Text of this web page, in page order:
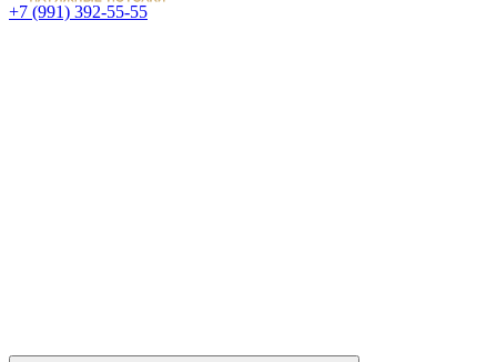
+7 (991) 392-55-55